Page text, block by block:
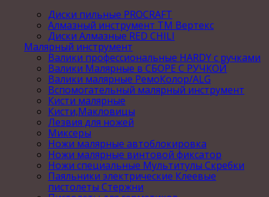
Диски пильные PROCRAFT
Алмазный инструмент ТМ Вертекс
Диски Алмазные RED CHILI
Малярный инструмент
Валики профессиональные HARDY с ручками
Валики Малярные в СБОРЕ С РУЧКОЙ
Валики малярные РемоКолор/ALG
Вспомогательный малярный инструмент
Кисти малярные
Кисти,Макловицы
Лезвия для ножей
Миксеры
Ножи малярные автоблокировка
Ножи малярные винтовой фиксатор
Ножи специальные Мультитулы Скребки
Паяльники электрические Клеевые
пистолеты Стержни